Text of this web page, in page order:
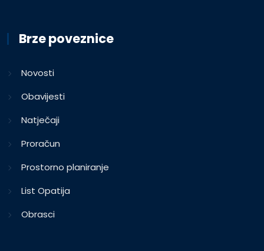
Brze poveznice
Novosti
Obavijesti
Natječaji
Proračun
Prostorno planiranje
List Opatija
Obrasci